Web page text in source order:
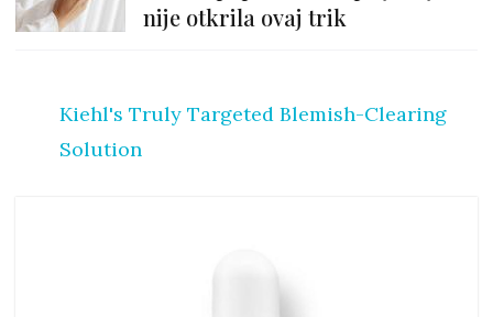
nije otkrila ovaj trik
Kiehl's Truly Targeted Blemish-Clearing
Solution